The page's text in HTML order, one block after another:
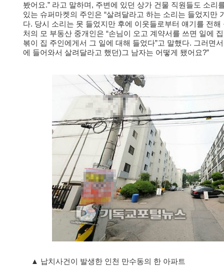
봤어요.” 라고 말하며, 주변에 있던 상가 건물 직원들도 소리
있는 슈퍼마켓의 주인은 “살려달라고 하는 소리는 들었지만
다. 당시 소리는 못 들었지만 후에 이웃들로부터 얘기를 전
처의 모 부동산 중개인은 “손님이 오고 계약서를 쓰면 일에
볶이 집 주인에게서 그 일에 대해 들었다”고 말했다. 그러면
에 들어와서 살려달라고 했던)그 남자는 어떻게 됐어요?”
▲ 납치사건이 발생한 인천 만수동의 한 아파트